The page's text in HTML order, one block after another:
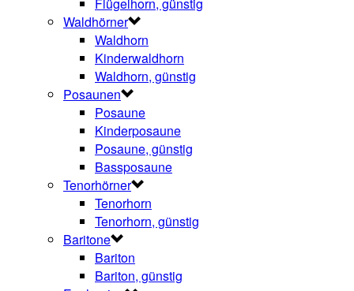
Waldhörner
Waldhorn
Kinderwaldhorn
Waldhorn, günstig
Posaunen
Posaune
Kinderposaune
Posaune, günstig
Bassposaune
Tenorhörner
Tenorhorn
Tenorhorn, günstig
Baritone
Bariton
Bariton, günstig